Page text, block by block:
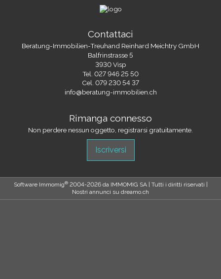
Contattaci
Beratung-Immobilien-Treuhand Reinhard Meichtry GmbH
Balfrinstrasse 5
3930 Visp
Tel. 027 946 25 50
Cel. 079 230 54 37
info@beratung-immobilien.ch
Rimanga connesso
Non perdere nessun oggetto, registrarsi gratuitamente.
Iscriversi
Software Immomig®2004-2026 da IMMOMIG SA | Tutti i diritti riservati |
Nostri annunci su dreamo.ch